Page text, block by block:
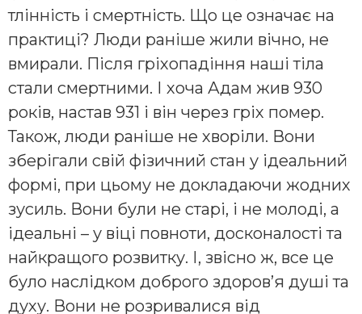
тлінність і смертність. Що це означає на
практиці? Люди раніше жили вічно, не
вмирали. Після гріхопадіння наші тіла
стали смертними. І хоча Адам жив 930
років, настав 931 і він через гріх помер.
Також, люди раніше не хворіли. Вони
зберігали свій фізичний стан у ідеальний
формі, при цьому не докладаючи жодних
зусиль. Вони були не старі, і не молоді, а
ідеальні – у віці повноти, досконалості та
найкращого розвитку. І, звісно ж, все це
було наслідком доброго здоров’я душі та
духу. Вони не розривалися від